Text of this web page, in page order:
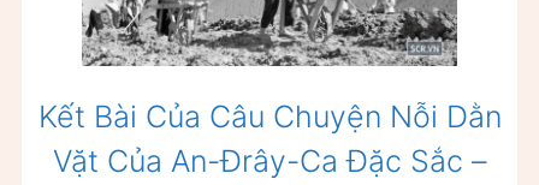
Kết Bài Của Câu Chuyện Nỗi Dằn
Vặt Của An-Đrây-Ca Đặc Sắc –